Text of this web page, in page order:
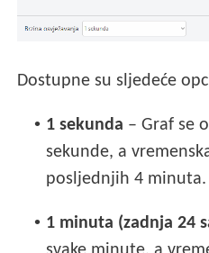
Dostupne su sljedeće
• 1 sekunda – Graf se
sekunde, a
posljednjih 4 minuta.
• 1 minuta (zadnja 24